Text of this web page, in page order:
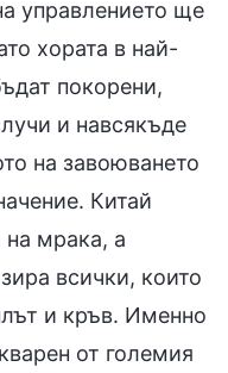
управлението ще
хората в най-
покорени,
и навсякъде
на завоюването
Китай
на мрака, а
всички, които
и кръв. Именно
от големия